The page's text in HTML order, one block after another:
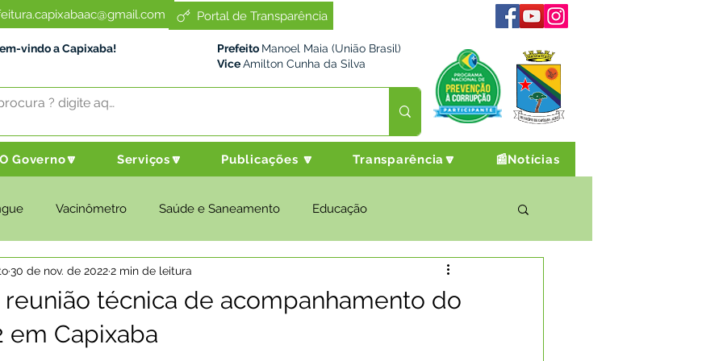
Portal de Transparência
vindo a Capixaba! Prefeito Manoel Maia (União Brasil)
ViceAmilton Cunha da Silva
O Governo🔽 Serviços🔽 Publicações 🔽 Transparência🔽 📰Notícias
Vacinômetro Saúde e Saneamento Educação
e Meio Ambiente Desenvolvimento Social Desporto Cultura e Lazer
e Governo Políticas Públicas
reunião técnica de acompanhamento do
em Capixaba
30 de nov. de 20222 min de leitura